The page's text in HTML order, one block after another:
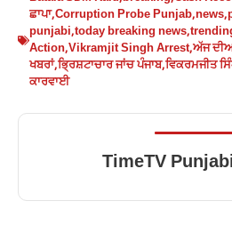
ਛਾਪਾ,Corruption Probe Punjab,news,
punjabi,today breaking news,
Action,Vikramjit Singh Arrest,ਅੱਜ
ਖਬਰਾਂ,ਭ੍ਰਿਸ਼ਟਾਚਾਰ ਜਾਂਚ ਪੰਜਾਬ,ਵਿਕਰਮਜੀਤ
ਕਾਰਵਾਈ
TimeTV